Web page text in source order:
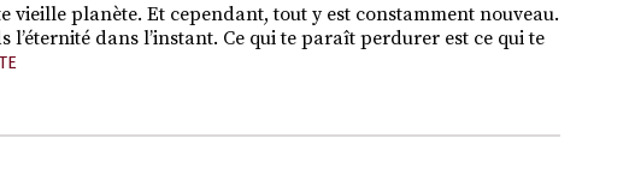
vieille planète. Et cependant, tout y est constamment nouveau.
l’éternité dans l’instant. Ce qui te paraît perdurer est ce qui te